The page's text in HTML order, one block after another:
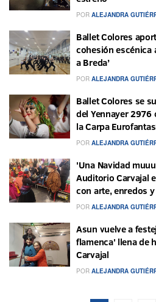
POR ALEJANDRA
Ballet Colores
cohesión escénica
a Breda’
POR ALEJANDRA
Ballet Colores se
del Yennayer 2976
la Carpa
POR ALEJANDRA
'Una Navidad
Auditorio Carvajal
con arte, enredos
POR ALEJANDRA
Asun vuelve a
flamenca' llena de
Carvajal
POR ALEJANDRA